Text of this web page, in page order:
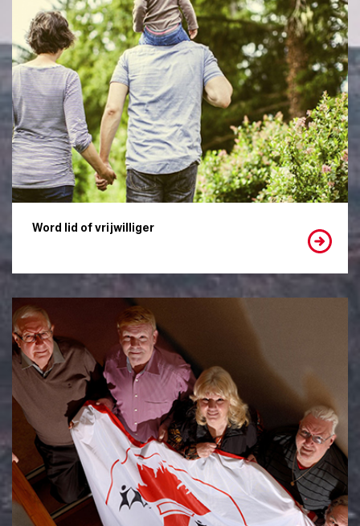
Word lid of vrijwilliger